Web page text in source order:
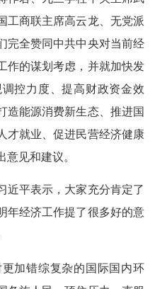
工商联主席高云龙、无党派
完全赞同中共中央对当前经
作的谋划考虑，并就加快发
控力度、提高财政资金效
造能源消费新生态、推进国
才就业、促进民营经济健康
见和建议。
平表示，大家充分肯定了
年经济工作提了很多好的意
加错综复杂的国际国内环